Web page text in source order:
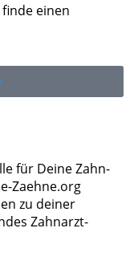
einen
für Deine Zahn-
Zaehne.org
zu deiner
Zahnarzt-